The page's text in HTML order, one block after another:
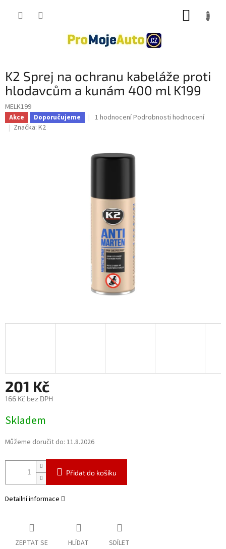
K2 Sprej na ochranu kabeláže proti
hlodavcům a kunám 400 ml K199
MELK199
Akce Doporučujeme
Průměrné
5,0
1 hodnoceníPodrobnosti hodnocení
Značka: K2
201 Kč
166 Kč bez DPH
cena:
Skladem
Můžeme doručit do: 11.8.2026
Přidat do košíku
Detailní informace
ZEPTAT SE HLÍDAT SDÍLET